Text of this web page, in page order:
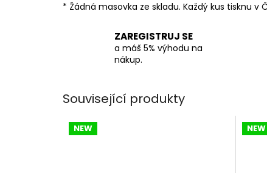
* Žádná masovka ze skladu. Každý kus tisknu
ZAREGISTRUJ SE
a máš 5% výhodu na
nákup.
Související produkty
NEW NEW